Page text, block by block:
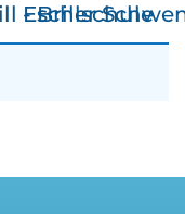
- Brillschule
Escher